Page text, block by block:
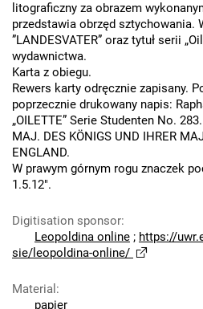
litograficzny za obrazem
przedstawia obrzęd sztychowania.
”LANDESVATER” oraz tytuł serii
wydawnictwa.
Karta z obiegu.
Rewers karty odręcznie zapisany.
poprzecznie drukowany napis:
„OILETTE” Serie Studenten No.
MAJ. DES KÖNIGS UND IHRER
ENGLAND.
W prawym górnym rogu znaczek
1.5.12".
Digitisation sponsor:
Leopoldina online ; https://
sie/leopoldina-online/
Material :
papier